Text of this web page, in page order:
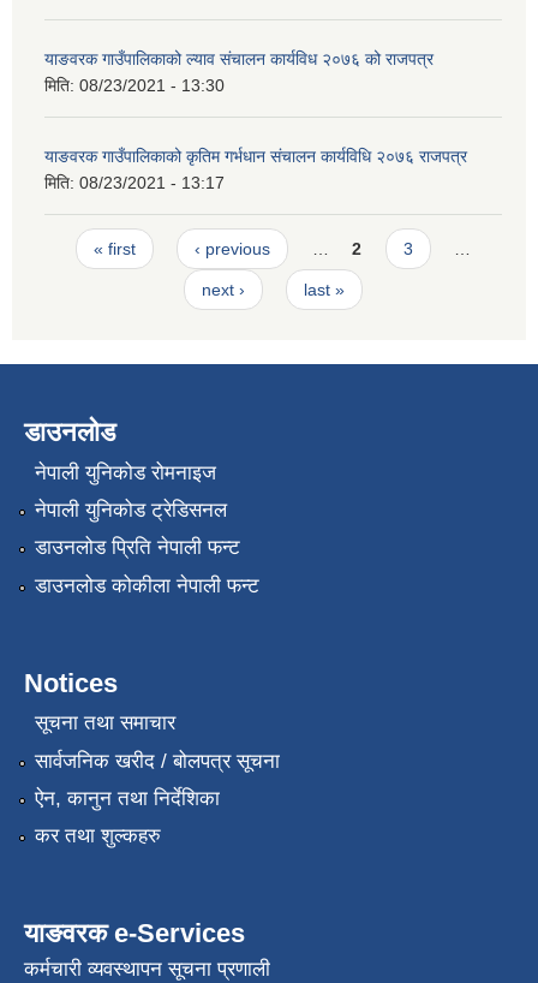
याङवरक गाउँपालिकाको ल्याव संचालन कार्यविध २०७६ को राजपत्र
मिति: 08/23/2021 - 13:30
याङवरक गाउँपालिकाको कृतिम गर्भधान संचालन कार्यविधि २०७६ राजपत्र
मिति: 08/23/2021 - 13:17
Pages
« first ‹ previous 2 3
next › last »
डाउनलोड
नेपाली युनिकोड रोमनाइज
नेपाली युनिकोड ट्रेडिसनल
डाउनलोड प्रिति नेपाली फन्ट
डाउनलोड कोकीला नेपाली फन्ट
Notices
सूचना तथा समाचार
सार्वजनिक खरीद / बोलपत्र सूचना
ऐन, कानुन तथा निर्देशिका
कर तथा शुल्कहरु
याङवरक e-Services
कर्मचारी व्यवस्थापन सूचना प्रणाली